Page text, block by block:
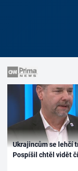
Ukrajincům se lehčí
Pospíšil chtěl vidět